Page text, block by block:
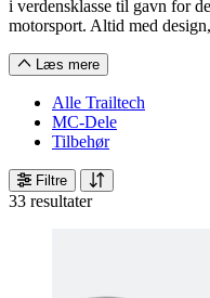
i verdensklasse til gavn for
motorsport. Altid med
Læs mere
Alle Trailtech
MC-Dele
Tilbehør
Filtre
33 resultater